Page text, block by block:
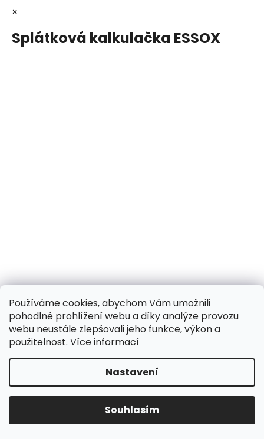
Používáme cookies, abychom Vám umožnili
pohodlné prohlížení webu a díky analýze provozu
webu neustále zlepšovali jeho funkce, výkon a
použitelnost. Více informací
Nastavení
Souhlasím
×
Splátková kalkulačka ESSOX